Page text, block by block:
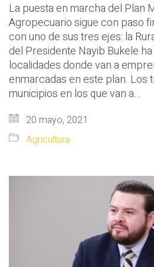
La puesta en marcha del Plan
Agropecuario sigue con paso
con uno de sus tres ejes: la
del Presidente Nayib Bukele
localidades donde van a
enmarcadas en este plan. Los
municipios en los que van a…
20 mayo, 2021
Agricultura